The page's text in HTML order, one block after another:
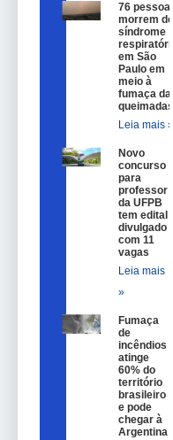
76 pessoas
morrem de
síndrome
respiratória
em São
Paulo em
meio à
fumaça das
queimadas
Leia mais »
Novo
concurso
para
professor
da UFPB
tem edital
divulgado
com 11
vagas
Leia mais
»
Fumaça
de
incêndios
atinge
60% do
território
brasileiro
e pode
chegar à
Argentina